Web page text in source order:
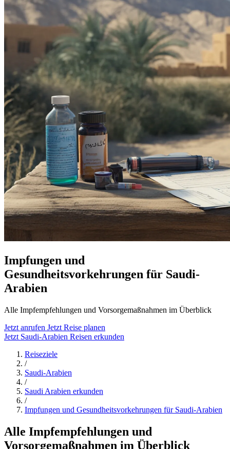
Impfungen und
Gesundheitsvorkehrungen für Saudi-
Arabien
Alle Impfempfehlungen und Vorsorgemaßnahmen im Überblick
Jetzt anrufen Jetzt Reise planen
Jetzt Saudi-Arabien Reisen erkunden
Reiseziele
/
Saudi-Arabien
/
Saudi Arabien erkunden
/
Impfungen und Gesundheitsvorkehrungen für Saudi-Arabien
Alle Impfempfehlungen und
Vorsorgemaßnahmen im Überblick